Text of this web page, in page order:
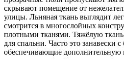
скрывают помещение от
улицы. Льняная ткань выглядит
смотрится в многослойных
плотными тканями. Тяжёлую
для спальни. Часто это занавески
обеспечивающие